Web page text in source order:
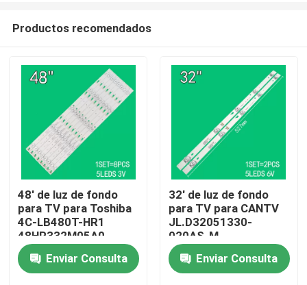
Hogar
Productos
Productos recomendados
48' de luz de fondo
para TV para Toshiba
4C-LB480T-HR1
48HR332M05A0
48D15005 48L25EBC
48L26CMC 48L2600C
48L2500C
Enviar Consulta
32' de luz de fondo
para TV para CANTV
JL.D32051330-
020AS-M
32HR332M05A1 V3
4D-LE3202-YC1P0Z1
Enviar Consulta